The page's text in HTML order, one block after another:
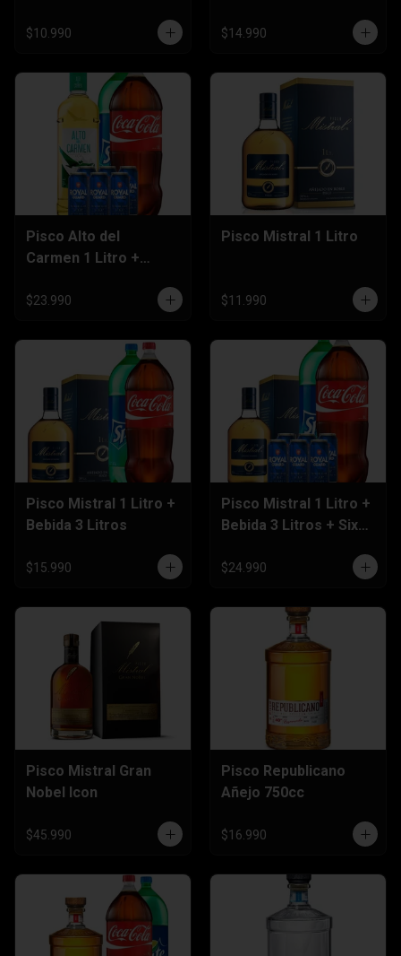
$10.990 $14.990
Pisco Alto del
Carmen 1 Litro +
Pack Cerveza 470cc
$23.990
Pisco Mistral 1 Litro
$11.990
Pisco Mistral 1 Litro +
Bebida 3 Litros
$15.990
Pisco Mistral 1 Litro +
Bebida 3 Litros + Six
$24.990
Pisco Mistral Gran
Nobel Icon
$45.990
Pisco Republicano
Añejo 750cc
$16.990